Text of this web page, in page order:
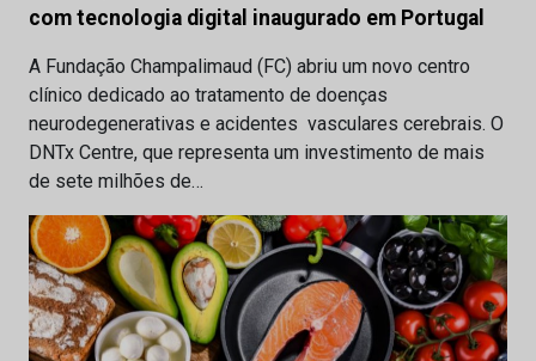
com tecnologia digital inaugurado em Portugal
A Fundação Champalimaud (FC) abriu um novo centro
clínico dedicado ao tratamento de doenças
neurodegenerativas e acidentes vasculares cerebrais. O
DNTx Centre, que representa um investimento de mais
de sete milhões de…